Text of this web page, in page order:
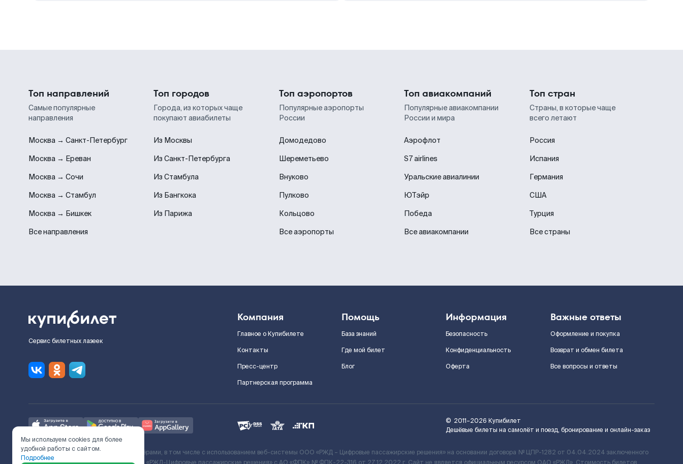
Топ направлений
Самые популярные
направления
Москва → Санкт-Петербург
Москва → Ереван
Москва → Сочи
Москва → Стамбул
Москва → Бишкек
Все направления
Топ городов
Города, из которых чаще
покупают авиабилеты
Из Москвы
Из Санкт-Петербурга
Из Стамбула
Из Бангкока
Из Парижа
Топ аэропортов
Популярные аэропорты
России
Домодедово
Шереметьево
Внуково
Пулково
Кольцово
Все аэропорты
Топ авиакомпаний
Популярные авиакомпании
России и мира
Аэрофлот
S7 airlines
Уральские авиалинии
ЮТэйр
Победа
Все авиакомпании
Топ стран
Страны, в которые чаще
всего летают
Россия
Испания
Германия
США
Турция
Все страны
Сервис билетных лазеек
Компания
Главное о Купибилете
Контакты
Пресс-центр
Партнерская программа
Помощь
База знаний
Где мой билет
Блог
Информация
Безопасность
Конфиденциальность
Оферта
Важные ответы
Оформление и покупка
Возврат и обмен билета
Все вопросы и ответы
© 2011–2026 Купибилет
Дешёвые билеты на самолёт и поезд, бронирование и онлайн-заказ
Ж/Д билеты предоставляются партнёрами, в том числе с использованием веб-системы ООО «РЖД – Цифровые пассажирские решения» на основании договора № ЦПР-1282 от 04.04.2024 заключенного
Мы используем cookies для более
удобной работы с сайтом.
Подробнее